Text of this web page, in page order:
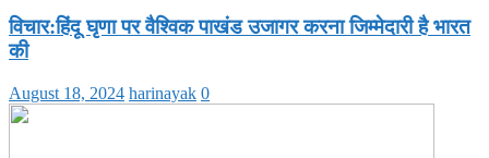
विचार:हिंदू घृणा पर वैश्विक पाखंड उजागर करना जिम्मेदारी है भारत
की
August 18, 2024 harinayak 0